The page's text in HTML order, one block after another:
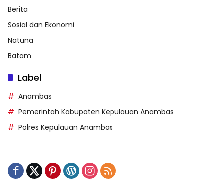
Berita
Sosial dan Ekonomi
Natuna
Batam
Label
Anambas
Pemerintah Kabupaten Kepulauan Anambas
Polres Kepulauan Anambas